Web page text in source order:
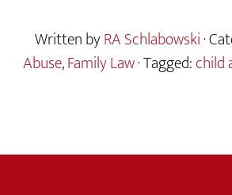
Written byRA Schlabowski·
Abuse,Family Law· Tagged:child
Footer